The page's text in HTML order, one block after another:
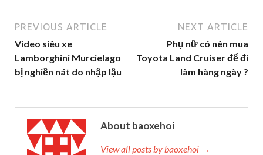
PREVIOUS ARTICLE
Video siêu xe
Lamborghini Murcielago
bị nghiền nát do nhập lậu
NEXT ARTICLE
Phụ nữ có nên mua
Toyota Land Cruiser để đi
làm hàng ngày ?
About baoxehoi
View all posts by baoxehoi →